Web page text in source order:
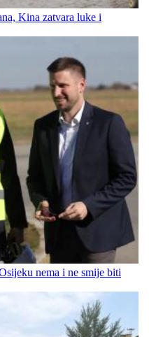
Kina zatvara luke i
nema i ne smije biti